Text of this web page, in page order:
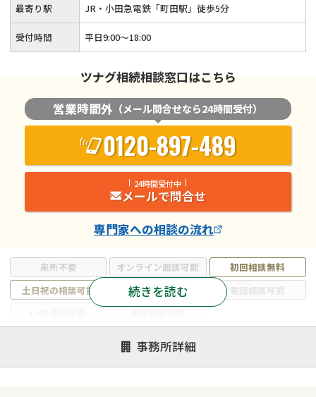
来所不要 オンライン面談可能
初回相談無料
土日祝の相談可能
19時以降電話可能
電話相談可能
遺言書作成・遺言執行
相続放棄
相続登記
続きを読む
最寄り駅 JR・小田急電鉄「町田駅」徒歩5分
受付時間 平日9:00～18:00
ツナグ相続相談窓口はこちら
営業時間外 （メール問合せなら24時間受付）
0120-897-489
24時間受付中
メールで問合せ
専門家への相談の流れ
事務所詳細